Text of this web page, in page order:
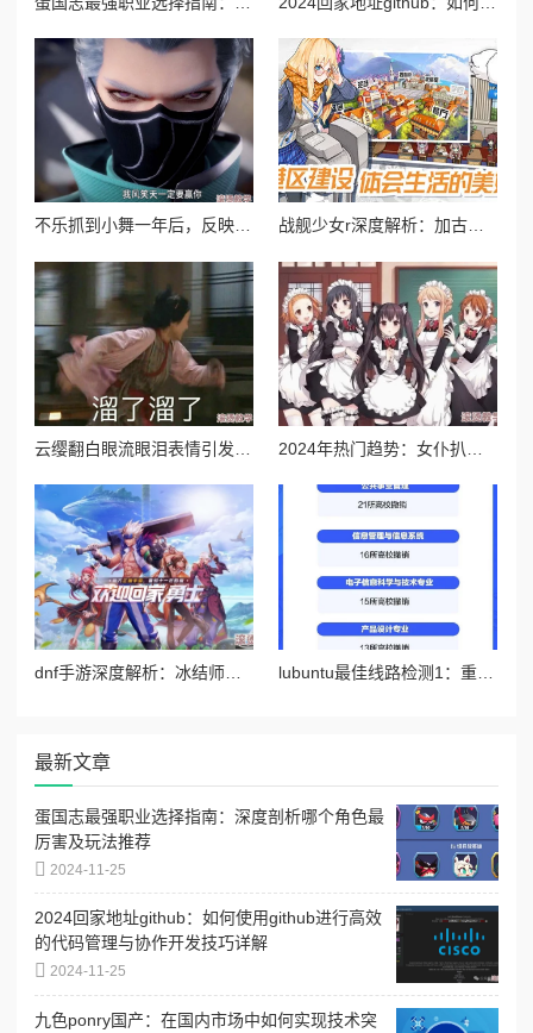
不乐抓到小舞一年后，反映了时间的流逝与人际关系的变化，以及在经历风波后的成长与思考 战舰少女r深度解析：加古图鉴全攻略及高效建造公式揭秘
lubuntu最佳线路检测1：重磅消息揭示全新技术突破，提升网络稳定性与速度的革命性进展！
最新文章
蛋国志最强职业选择指南：深度剖析哪个角色最
厉害及玩法推荐
2024-11-25
2024回家地址github：如何使用github进行高效
的代码管理与协作开发技巧详解
2024-11-25
九色ponry国产：在国内市场中如何实现技术突